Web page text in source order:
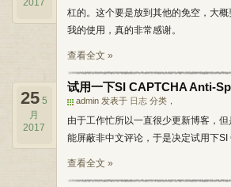
2017
杠的。这个要是放到其他的免空，大
我的使用，真的非常感谢。
查看全文 »
试用一下SI CAPTCHA Anti-
admin 发表于 日志 分类，
25 5
月
2017
由于工作忙所以一直很少更新博客，
能屏蔽非中文评论，于是决定试用下
查看全文 »